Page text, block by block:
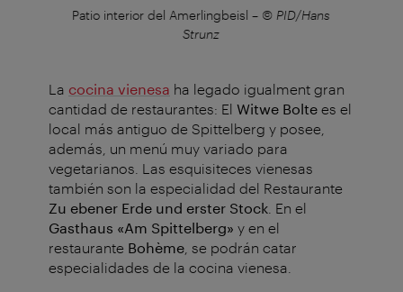
Patio interior del Amerlingbeisl – © PID/Hans
Strunz
La cocina vienesa ha legado igualment gran
cantidad de restaurantes: El Witwe Bolte es el
local más antiguo de Spittelberg y posee,
además, un menú muy variado para
vegetarianos. Las esquisiteces vienesas
también son la especialidad del Restaurante
Zu ebener Erde und erster Stock . En el
Gasthaus «Am Spittelberg» y en el
restaurante Bohème , se podrán catar
especialidades de la cocina vienesa.